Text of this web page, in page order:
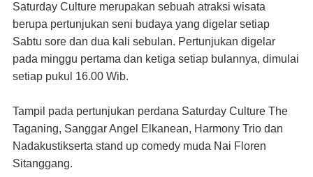
Saturday Culture merupakan sebuah atraksi wisata
berupa pertunjukan seni budaya yang digelar setiap
Sabtu sore dan dua kali sebulan. Pertunjukan digelar
pada minggu pertama dan ketiga setiap bulannya, dimulai
setiap pukul 16.00 Wib.
Tampil pada pertunjukan perdana Saturday Culture The
Taganing, Sanggar Angel Elkanean, Harmony Trio dan
Nadakustikserta stand up comedy muda Nai Floren
Sitanggang.